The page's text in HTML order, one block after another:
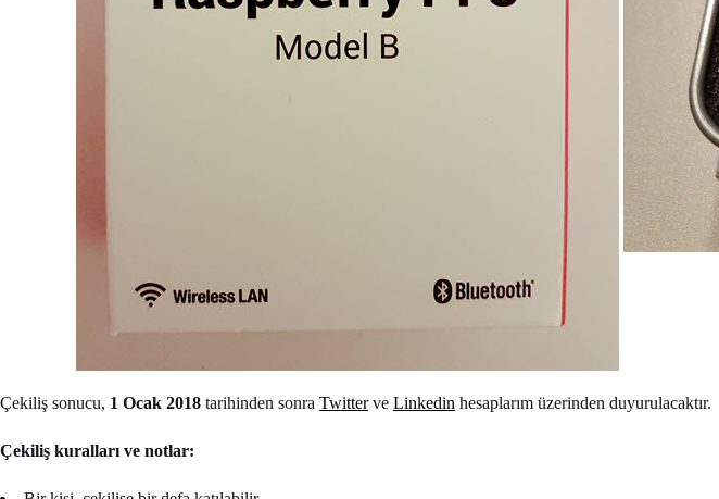
Çekiliş sonucu, 1 Ocak 2018 tarihinden sonra Twitterve Linkedin hesaplarım üzerinden duyurulacaktır.
Çekiliş kuralları ve notlar: